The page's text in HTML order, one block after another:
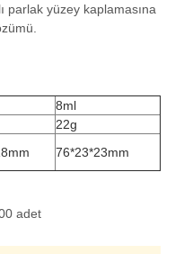
parlak yüzey kaplamasına
8ml
22g
76*23*23mm
adet